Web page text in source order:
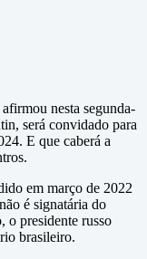
nesta segunda-
será convidado para
E que caberá a
em março de 2022
é signatária do
o presidente russo
brasileiro.